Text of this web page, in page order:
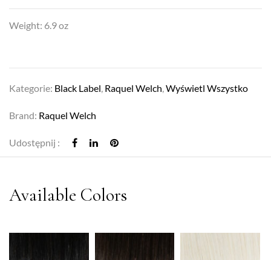
Weight: 6.9 oz
Kategorie: Black Label, Raquel Welch,Wyświetl Wszystko
Brand: Raquel Welch
Udostępnij :